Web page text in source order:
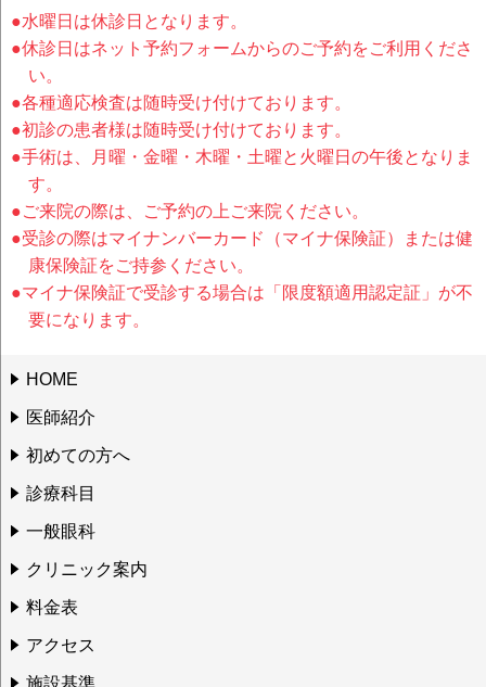
●水曜日は休診日となります。
●休診日はネット予約フォームからのご予約をご利用くださ
い。
●各種適応検査は随時受け付けております。
●初診の患者様は随時受け付けております。
●手術は、月曜・金曜・木曜・土曜と火曜日の午後となりま
す。
●ご来院の際は、ご予約の上ご来院ください。
●受診の際はマイナンバーカード（マイナ保険証）または健
康保険証をご持参ください。
●マイナ保険証で受診する場合は「限度額適用認定証」が不
要になります。
HOME
医師紹介
初めての方へ
診療科目
一般眼科
クリニック案内
料金表
アクセス
施設基準